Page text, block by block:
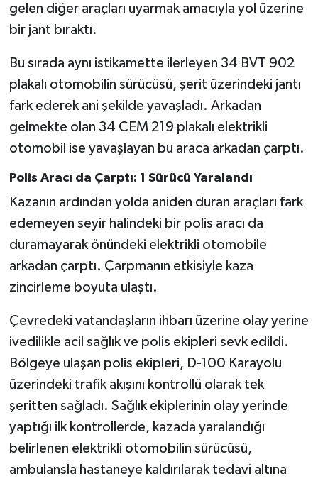
gelen diğer araçları uyarmak amacıyla yol üzerine
bir jant bıraktı.
Bu sırada aynı istikamette ilerleyen 34 BVT 902
plakalı otomobilin sürücüsü, şerit üzerindeki jantı
fark ederek ani şekilde yavaşladı. Arkadan
gelmekte olan 34 CEM 219 plakalı elektrikli
otomobil ise yavaşlayan bu araca arkadan çarptı.
Polis Aracı da Çarptı: 1 Sürücü Yaralandı
Kazanın ardından yolda aniden duran araçları fark
edemeyen seyir halindeki bir polis aracı da
duramayarak önündeki elektrikli otomobile
arkadan çarptı. Çarpmanın etkisiyle kaza
zincirleme boyuta ulaştı.
Çevredeki vatandaşların ihbarı üzerine olay yerine
ivedilikle acil sağlık ve polis ekipleri sevk edildi.
Bölgeye ulaşan polis ekipleri, D-100 Karayolu
üzerindeki trafik akışını kontrollü olarak tek
şeritten sağladı. Sağlık ekiplerinin olay yerinde
yaptığı ilk kontrollerde, kazada yaralandığı
belirlenen elektrikli otomobilin sürücüsü,
ambulansla hastaneye kaldırılarak tedavi altına